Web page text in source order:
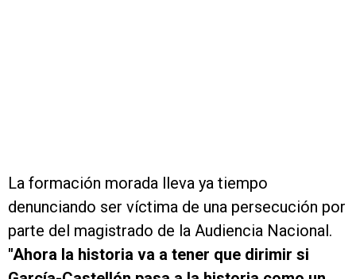
La formación morada lleva ya tiempo
denunciando ser víctima de una persecución por
parte del magistrado de la Audiencia Nacional.
"Ahora la historia va a tener que dirimir si